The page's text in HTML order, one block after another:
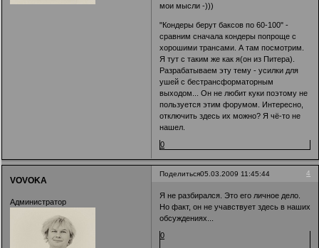
мои мысли -)))
"Кондеры берут баксов по 60-100" -
сравним сначала кондеры попроще с
хорошими трансами. А там посмотрим.
Я тут с таким же как я(он из Питера).
Разрабатываем эту тему - усилки для
ушей с бестрансформаторным
выходом... Он не любит куки поэтому не
пользуется этим форумом. Интересно,
отключить здесь их можно? Я чё-то не
нашел.
0
Поделиться 4
05.03.2009 11:45:44
VOVOKA
Администратор
Я не разбирался. Это его личное дело.
Но факт, он не учавствует здесь в наших
обсуждениях...
0